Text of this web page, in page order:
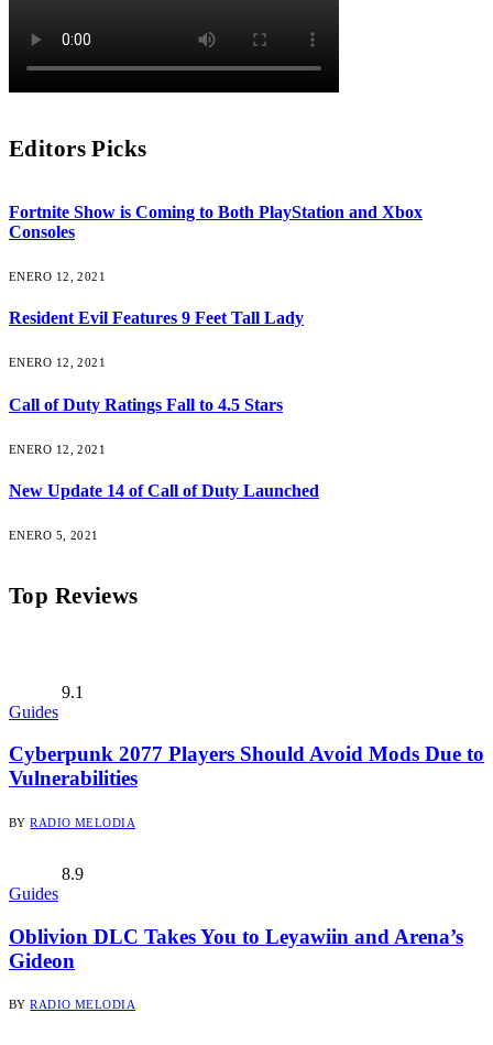
Editors Picks
Fortnite Show is Coming to Both PlayStation and Xbox
Consoles
ENERO 12, 2021
Resident Evil Features 9 Feet Tall Lady
ENERO 12, 2021
Call of Duty Ratings Fall to 4.5 Stars
ENERO 12, 2021
New Update 14 of Call of Duty Launched
ENERO 5, 2021
Top Reviews
9.1
Guides
Cyberpunk 2077 Players Should Avoid Mods Due to
Vulnerabilities
BY RADIO MELODIA
8.9
Guides
Oblivion DLC Takes You to Leyawiin and Arena’s
Gideon
BY RADIO MELODIA